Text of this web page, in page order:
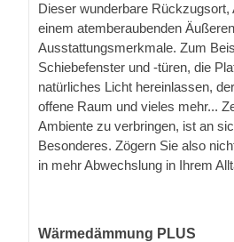
Dieser wunderbare Rückzugsort,
einem atemberaubenden
Ausstattungsmerkmale. Zum
Schiebefenster und -türen, die
natürliches Licht hereinlassen,
offene Raum und vieles mehr...
Ambiente zu verbringen, ist an
Besonderes. Zögern Sie also
in mehr Abwechslung in Ihrem
Wärmedämmung PLUS